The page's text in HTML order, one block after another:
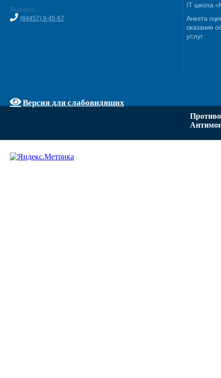
Телефон:
(84457) 9-45-67
Версия для слабовидящих
IT школа
Анкета
оказания
услуг